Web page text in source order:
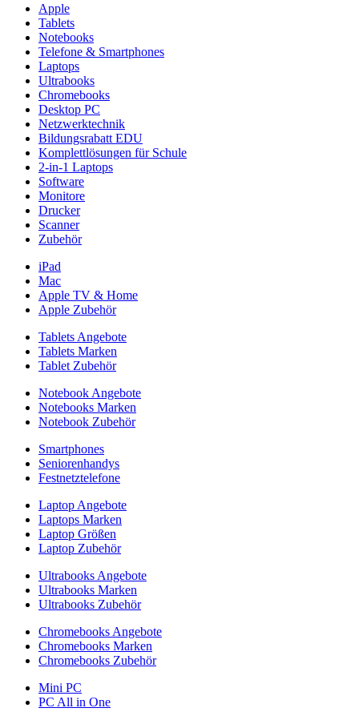
Apple
Tablets
Notebooks
Telefone & Smartphones
Laptops
Ultrabooks
Chromebooks
Desktop PC
Netzwerktechnik
Bildungsrabatt EDU
Komplettlösungen für Schule
2-in-1 Laptops
Software
Monitore
Drucker
Scanner
Zubehör
iPad
Mac
Apple TV & Home
Apple Zubehör
Tablets Angebote
Tablets Marken
Tablet Zubehör
Notebook Angebote
Notebooks Marken
Notebook Zubehör
Smartphones
Seniorenhandys
Festnetztelefone
Laptop Angebote
Laptops Marken
Laptop Größen
Laptop Zubehör
Ultrabooks Angebote
Ultrabooks Marken
Ultrabooks Zubehör
Chromebooks Angebote
Chromebooks Marken
Chromebooks Zubehör
Mini PC
PC All in One